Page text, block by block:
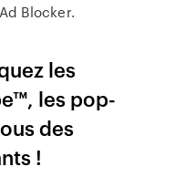
Blocker.
les
les pop-
des
!